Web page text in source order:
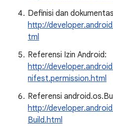
Definisi dan
http://
tml
Referensi Izin Android:
http://
nifest.permission.html
Referensi
http://
Build.html